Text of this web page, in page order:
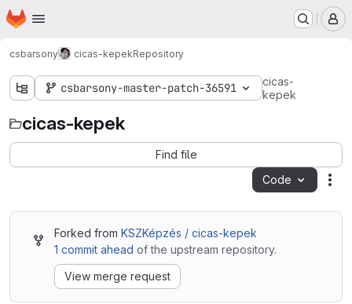
Skip to main content
Homepage
csbarsony cicas-kepekRepository
csbarsony-master-patch-36591
cicas-
kepek
cicas-kepek
Find file
Code
Forked from KSZKépzés / cicas-kepek
1 commit ahead of the upstream repository.
View merge request